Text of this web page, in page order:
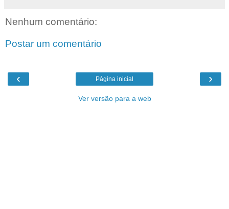
Nenhum comentário:
Postar um comentário
‹ ›
Página inicial
Ver versão para a web